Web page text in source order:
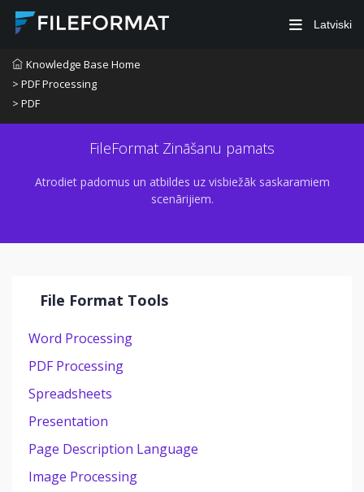
Latviski
Knowledge Base Home
> PDF Processing
> PDF
FileFormat Zināšanu pamats
Atrodiet padomus un atbildes uz visbiežāk saskaramiem
scenārijiem.
File Format Tools
Word Processing
PDF Processing
Spreadsheets
Presentation
Page Description Language
Image Processing